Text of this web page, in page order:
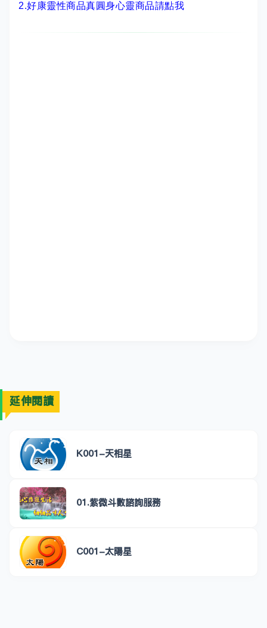
2.好康靈性商品真圓身心靈商品請點我
延伸閱讀
K001-天相星
01.紫微斗數諮詢服務
C001-太陽星